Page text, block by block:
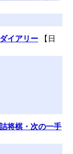
イアリー
【日
将棋・次の一手